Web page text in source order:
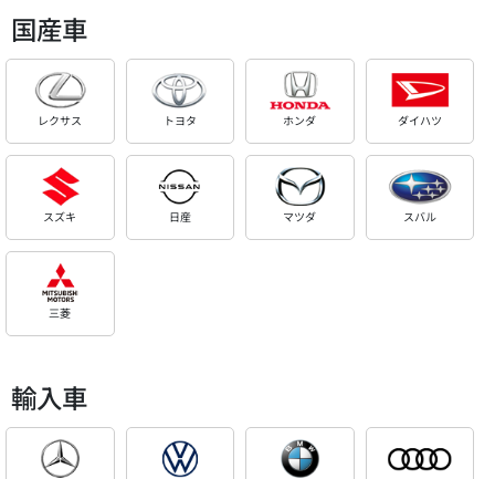
国産車
レクサス トヨタ ホンダ ダイハツ
スズキ 日産 マツダ スバル
三菱
輸入車